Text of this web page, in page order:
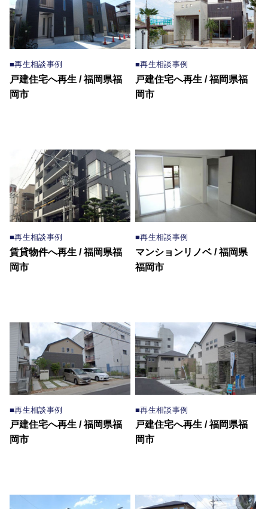
■再生相談事例
戸建住宅へ再生 / 福岡県福
岡市
■再生相談事例
戸建住宅へ再生 / 福岡県福
岡市
■再生相談事例
賃貸物件へ再生 / 福岡県福
岡市
■再生相談事例
マンションリノベ / 福岡県
福岡市
■再生相談事例
戸建住宅へ再生 / 福岡県福
岡市
■再生相談事例
戸建住宅へ再生 / 福岡県福
岡市